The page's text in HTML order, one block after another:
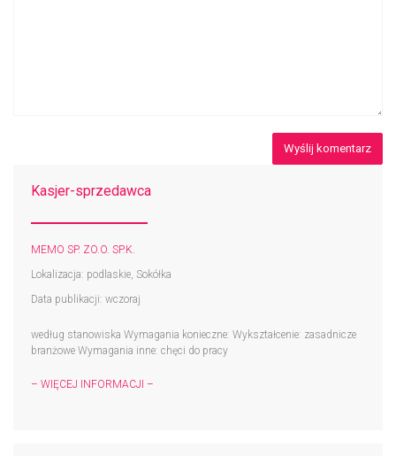
Kasjer-sprzedawca
MEMO SP. ZO.O. SP.K.
Lokalizacja: podlaskie, Sokółka
Data publikacji: wczoraj
według stanowiska Wymagania konieczne: Wykształcenie: zasadnicze
branżowe Wymagania inne: chęci do pracy
– WIĘCEJ INFORMACJI –